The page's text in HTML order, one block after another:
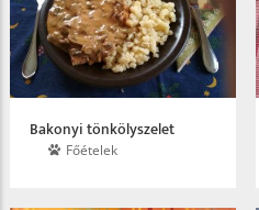
Bakonyi tönkölyszelet
Főételek